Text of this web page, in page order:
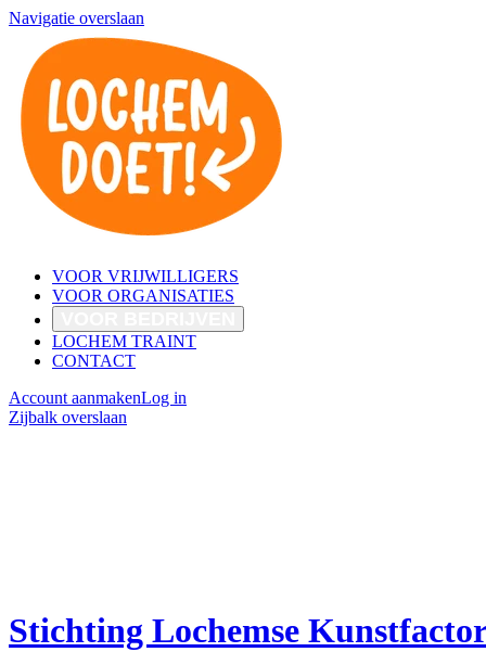
Navigatie overslaan
VOOR VRIJWILLIGERS
VOOR ORGANISATIES
LOCHEM TRAINT
CONTACT
Account aanmakenLog in
Zijbalk overslaan
Stichting Lochemse